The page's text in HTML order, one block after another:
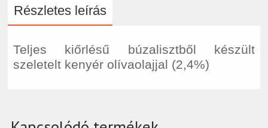
Részletes leírás
Teljes kiőrlésű búzalisztből készült
szeletelt kenyér olívaolajjal (2,4%)